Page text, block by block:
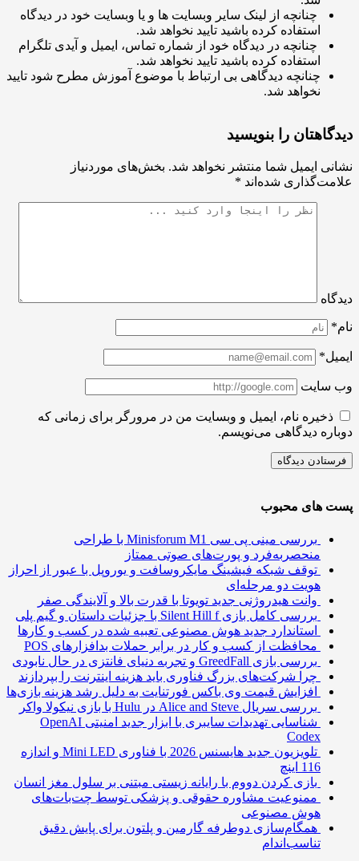
چنانچه از لینک سایر وبسایت ها و یا وبسایت خود در دیدگاه
استفاده کرده باشید تایید نخواهد شد.
چنانچه در دیدگاه خود از شماره تماس، ایمیل و آیدی تلگرام
استفاده کرده باشید تایید نخواهد شد.
چنانچه دیدگاهی بی ارتباط با موضوع آموزش مطرح شود تایید
نخواهد شد.
را بنویسید
ایمیل شما منتشر نخواهد شد. بخش‌های موردنیاز
شده‌اند*
ذخیره نام، ایمیل و وبسایت من در مرورگر برای زمانی که
دیدگاهی می‌نویسم.
های محبوب
بررسی مینی پی ‌سی Minisforum M1 با طراحی
منحصربه‌فرد و پورت‌های صوتی ممتاز
توقف شبکه فیشینگ مایکروسافت و یوروپل با عبور از احراز
هویت دو مرحله‌ای
وانت هیدروژنی جدید تویوتا با قدرت بالا و آلایندگی صفر
بررسی کامل بازی Silent Hill f با جزئیات داستان و گیم پلی
استاندارد جدید هوش مصنوعی تعبیه شده در کسب و کارها
محافظت از کسب و کار در برابر حملات بدافزارهای POS
بررسی بازی GreedFall و تجربه دنیای فانتزی در حال نابودی
چرا شرکت‌های بزرگ فناوری باید هزینه اینترنت را بپردازند
افزایش قیمت وی باکس فورتنایت به دلیل رشد هزینه بازی‌ها
بررسی سریال Alice and Steve در Hulu با بازی نیکولا واکر
شناسایی تهدیدات سایبری با ابزار جدید امنیتی OpenAI
Codex
تلویزیون جدید هایسنس 2026 با فناوری Mini LED و اندازه
بازی کردن دووم با رایانه زیستی مبتنی بر سلول مغز انسان
ممنوعیت مشاوره حقوقی و پزشکی توسط چت‌بات‌های
هوش مصنوعی
همگام‌سازی دوطرفه گارمین و پلتون برای پایش دقیق
تناسب‌اندام